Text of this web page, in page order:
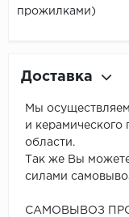
прожилками)
Доставка
Мы
и керамического
области.
Так же Вы
силами
САМОВЫВОЗ